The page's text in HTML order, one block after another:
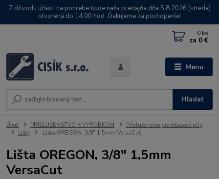
Z dôvodu účasti na pohrebe bude naša predajňa dňa 5.8.2026 (streda)
otvorená do 14:00 hod. Ďakujeme za pochopenie!
Menu
Hľadať
0 ks
za 0 €
Úvod PRÍSLUŠENSTVO K VÝROBKOM
Príslušenstvo pre reťazové píly
Lišty
Lišta OREGON, 3/8" 1,5mm VersaCut
Lišta OREGON, 3/8" 1,5mm
VersaCut